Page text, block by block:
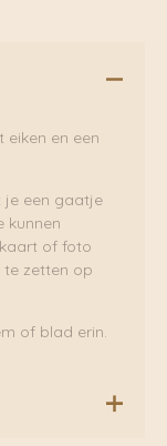
en een
je een gaatje
kunnen
of foto
zetten op
of blad erin.